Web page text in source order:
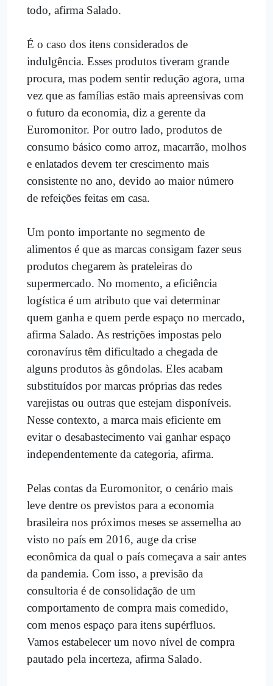
todo, afirma Salado.
É o caso dos itens considerados de
indulgência. Esses produtos tiveram grande
procura, mas podem sentir redução agora, uma
vez que as famílias estão mais apreensivas com
o futuro da economia, diz a gerente da
Euromonitor. Por outro lado, produtos de
consumo básico como arroz, macarrão, molhos
e enlatados devem ter crescimento mais
consistente no ano, devido ao maior número
de refeições feitas em casa.
Um ponto importante no segmento de
alimentos é que as marcas consigam fazer seus
produtos chegarem às prateleiras do
supermercado. No momento, a eficiência
logística é um atributo que vai determinar
quem ganha e quem perde espaço no mercado,
afirma Salado. As restrições impostas pelo
coronavírus têm dificultado a chegada de
alguns produtos às gôndolas. Eles acabam
substituídos por marcas próprias das redes
varejistas ou outras que estejam disponíveis.
Nesse contexto, a marca mais eficiente em
evitar o desabastecimento vai ganhar espaço
independentemente da categoria, afirma.
Pelas contas da Euromonitor, o cenário mais
leve dentre os previstos para a economia
brasileira nos próximos meses se assemelha ao
visto no país em 2016, auge da crise
econômica da qual o país começava a sair antes
da pandemia. Com isso, a previsão da
consultoria é de consolidação de um
comportamento de compra mais comedido,
com menos espaço para itens supérfluos.
Vamos estabelecer um novo nível de compra
pautado pela incerteza, afirma Salado.